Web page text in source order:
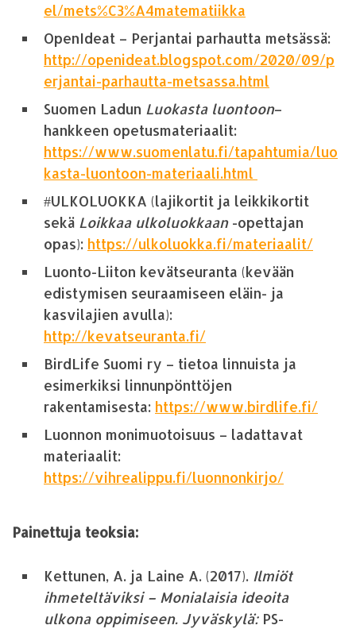
el/mets%C3%A4matematiikka
OpenIdeat – Perjantai parhautta metsässä:
http://openideat.blogspot.com/2020/09/p
erjantai-parhautta-metsassa.html
Suomen Ladun Luokasta luontoon–
hankkeen opetusmateriaalit:
https://www.suomenlatu.fi/tapahtumia/luo
kasta-luontoon-materiaali.html
#ULKOLUOKKA (lajikortit ja leikkikortit
sekä Loikkaa ulkoluokkaan-opettajan
opas): https://ulkoluokka.fi/materiaalit/
Luonto-Liiton kevätseuranta (kevään
edistymisen seuraamiseen eläin- ja
kasvilajien avulla):
http://kevatseuranta.fi/
BirdLife Suomi ry – tietoa linnuista ja
esimerkiksi linnunpönttöjen
rakentamisesta: https://www.birdlife.fi/
Luonnon monimuotoisuus – ladattavat
materiaalit:
https://vihrealippu.fi/luonnonkirjo/
Painettuja teoksia:
Kettunen, A. ja Laine A. (2017). Ilmiöt
ihmeteltäviksi – Monialaisia ideoita
ulkona oppimiseen. Jyväskylä: PS-